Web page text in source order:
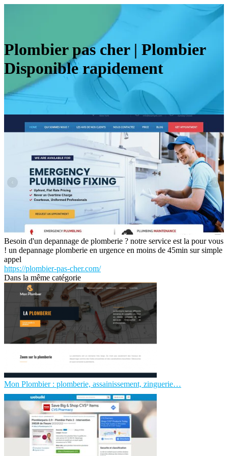
Plombier pas cher | Plombier
Disponible rapidement
Besoin d'un depannage de plomberie ? notre service est la pour vous
! un depannage plomberie en urgence en moins de 45min sur simple
appel
https://plombier-pas-cher.com/
Dans la même catégorie
Mon Plombier : plomberie, assainissement, zinguerie…